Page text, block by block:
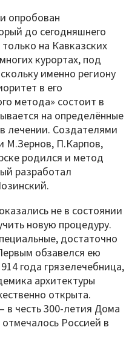
опробован
до сегодняшнего
на Кавказских
курортах, под
именно региону
в его
метода» состоит в
на определённые
лечении. Создателями
М.Зернов, П.Карпов,
родился и метод
разработал
не в состоянии
новую процедуру.
достаточно
обзавелся ею
года грязелечебница,
архитектуры
открыта.
в честь 300-летия Дома
Россией в